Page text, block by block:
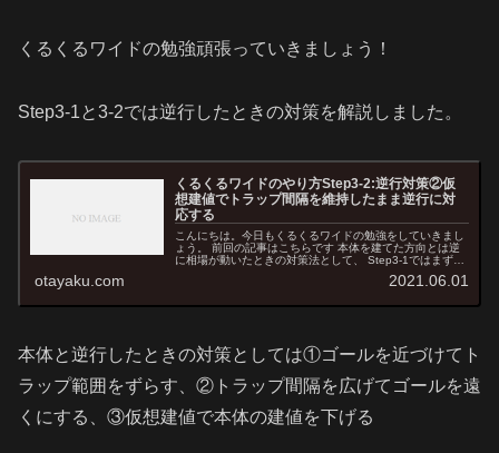
くるくるワイドの勉強頑張っていきましょう！
Step3-1と3-2では逆行したときの対策を解説しました。
くるくるワイドのやり方Step3-2:逆行対策②仮
想建値でトラップ間隔を維持したまま逆行に対
応する
こんにちは。今日もくるくるワイドの勉強をしていきまし
ょう。 前回の記事はこちらです 本体を建てた方向とは逆
に相場が動いたときの対策法として、 Step3-1ではまずは
otayaku.com 2021.06.01
本体と逆行したときの対策としては①ゴールを近づけてト
ラップ範囲をずらす、②トラップ間隔を広げてゴールを遠
くにする、③仮想建値で本体の建値を下げる